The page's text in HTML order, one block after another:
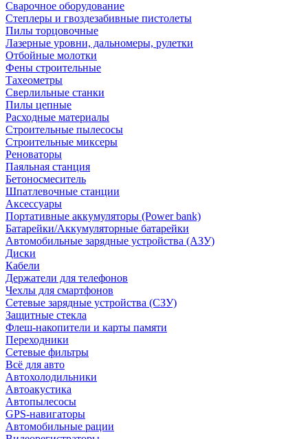
Сварочное оборудование
Степлеры и гвоздезабивные пистолеты
Пилы торцовочные
Лазерные уровни, дальномеры, рулетки
Отбойные молотки
Фены строительные
Тахеометры
Сверлильные станки
Пилы цепные
Расходные материалы
Строительные пылесосы
Строительные миксеры
Реноваторы
Паяльная станция
Бетоносмеситель
Шпатлевочные станции
Аксессуары
Портативные аккумуляторы (Power bank)
Батарейки/Аккумуляторные батарейки
Автомобильные зарядные устройства (АЗУ)
Диски
Кабели
Держатели для телефонов
Чехлы для смартфонов
Сетевые зарядные устройства (СЗУ)
Защитные стекла
Флеш-накопители и карты памяти
Переходники
Сетевые фильтры
Всё для авто
Автохолодильники
Автоакустика
Автопылесосы
GPS-навигаторы
Автомобильные рации